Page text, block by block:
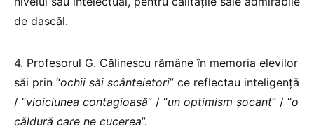
de dascăl.
4. Profesorul G. Călinescu rămâne în memoria elevilor
săi prin “ochii săi scânteietori” ce reflectau inteligență
/ “vioiciunea contagioasă” / “un optimism șocant” / “o
căldură care ne cucerea”.